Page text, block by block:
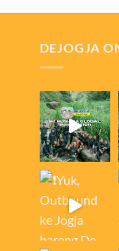
DEJOGJA